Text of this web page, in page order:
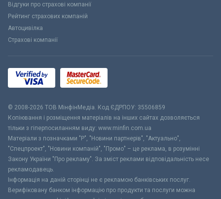
Відгуки про страхові компанії
Рейтинг страхових компаній
Автоцивілка
Страхові компанії
© 2008-2026 ТОВ МiнфiнМедiа. Код ЄДРПОУ: 35506859
Копіювання і розміщення матеріалів на інших сайтах дозволяється
тільки з гіперпосиланням виду: www.minfin.com.ua
Матеріали з позначками "Р", "Новини партнерів", "Актуально",
"Спецпроект", "Новини компаній", "Промо" – це реклама, в розумінні
Закону України "Про рекламу". За зміст реклами відповідальність несе
рекламодавець.
Інформація на даній сторінці не є рекламою банківських послуг.
Верифіковану банком інформацію про продукти та послуги можна